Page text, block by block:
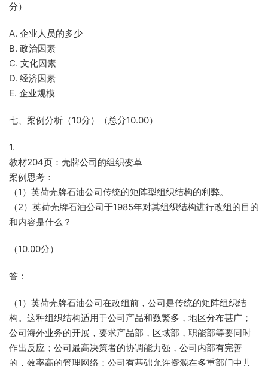
分）
A. 企业人员的多少
B. 政治因素
C. 文化因素
D. 经济因素
E. 企业规模
七、案例分析（10分）（总分10.00）
1.
教材204页：壳牌公司的组织变革
案例思考：
（1）英荷壳牌石油公司传统的矩阵型组织结构的利弊。
（2）英荷壳牌石油公司于1985年对其组织结构进行改组的目的
和内容是什么？
（10.00分）
答：
（1）英荷壳牌石油公司在改组前，公司是传统的矩阵组织结
构。这种组织结构适用于公司产品和数繁多，地区分布甚广；
公司海外业务的开展，要求产品部，区域部，职能部等要同时
作出反应；公司最高决策者的协调能力强，公司内部有完善
的，效率高的管理网络；公司有基础允许资源在多重部门中共